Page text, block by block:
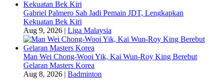
Gabriel Palmero Sah Jadi Pemain JDT, Lengkapkan
Kekuatan Bek Kiri
Aug 9, 2026
Liga Malaysia
Man Wei Chong-Wooi Yik, Kai Wun-Roy King Berebut
Gelaran Masters Korea
Aug 8, 2026
Badminton